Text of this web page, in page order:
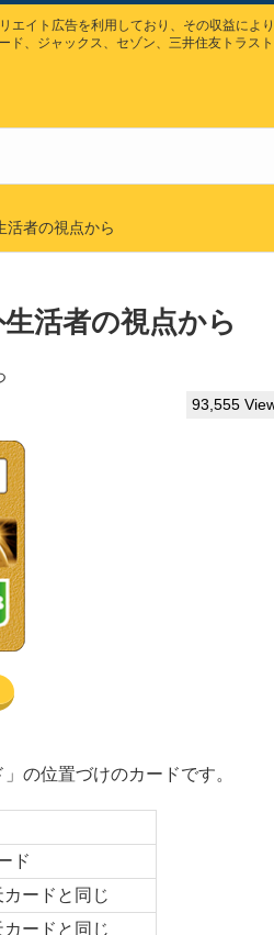
エイト広告を利用しており、その収益によ
ド、ジャックス、セゾン、三井住友トラス
者の視点から
活者の視点から
93,555
の位置づけのカードです。
ド
ードと同じ
ードと同じ